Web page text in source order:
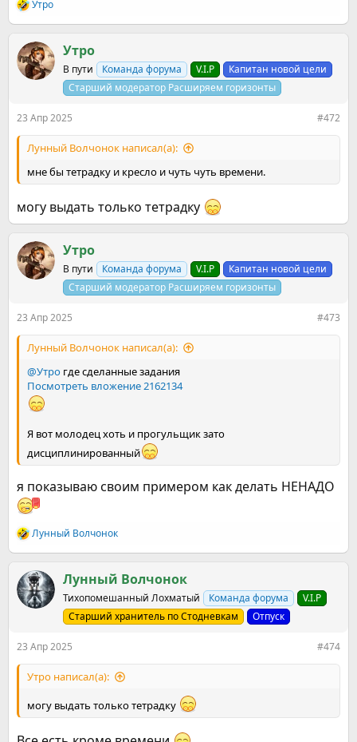
Р
е
к
ц
и
Утро
Утро
В пути Команда форума V.I.P
Капитан новой цели
Старший модератор Расширяем горизонты
23 Апр 2025 #472
Лунный Волчонок написал(а):
мне бы тетрадку и кресло и чуть чуть времени.
могу выдать только тетрадку
Утро
В пути Команда форума V.I.P
Капитан новой цели
Старший модератор Расширяем горизонты
23 Апр 2025 #473
Лунный Волчонок написал(а):
@Утро где сделанные задания
Посмотреть вложение 2162134
Я вот молодец хоть и прогульщик зато
дисциплинированный
я показываю своим примером как делать НЕНАДО
Р
е
к
ц
и
Лунный Волчонок
Лунный Волчонок
Тихопомешанный Лохматый Команда форума
V.I.P
Старший хранитель по Стодневкам
Отпуск
23 Апр 2025 #474
Утро написал(а):
могу выдать только тетрадку